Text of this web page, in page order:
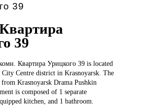
39
39
Квартира Урицкого 39 is located
City Centre district in Krasnoyarsk. The
Krasnoyarsk Drama Pushkin
is composed of 1 separate
kitchen, and 1 bathroom.